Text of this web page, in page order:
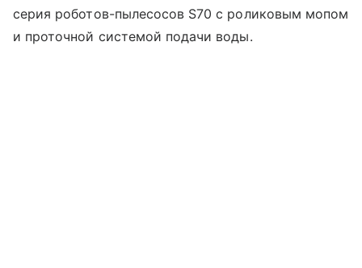
серия роботов-пылесосов S70 с роликовым мопом
и проточной системой подачи воды.